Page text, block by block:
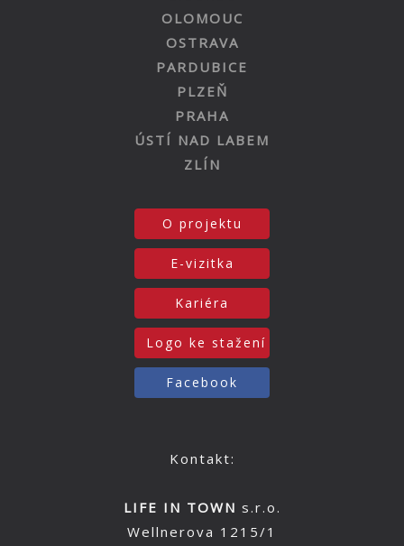
OLOMOUC
OSTRAVA
PARDUBICE
PLZEŇ
PRAHA
ÚSTÍ NAD LABEM
ZLÍN
O projektu
E-vizitka
Kariéra
Logo ke stažení
Facebook
Kontakt:
LIFE IN TOWN s.r.o.
Wellnerova 1215/1